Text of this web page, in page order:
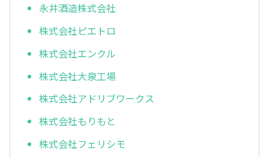
永井酒造株式会社
株式会社ピエトロ
株式会社エンクル
株式会社大泉工場
株式会社アドリブワークス
株式会社もりもと
株式会社フェリシモ